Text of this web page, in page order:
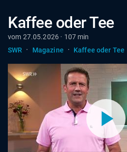
Kaffee oder Tee
vom 27.05.2026 · 107 min
SWR
· Magazine · Kaffee oder Tee